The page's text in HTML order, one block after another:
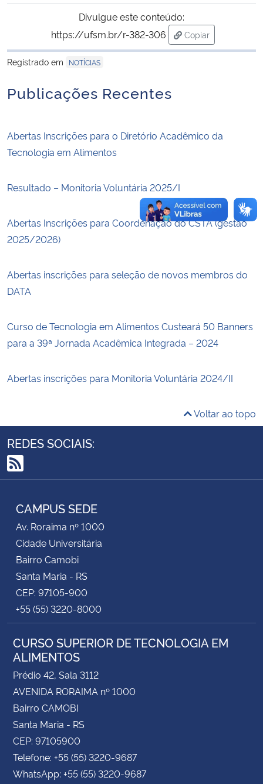
Secretaria de Governo
Banco Central do Brasil
Divulgue este conteúdo:
https://ufsm.br/r-382-306
Copiar
para área de
Registrado em
NOTÍCIAS
Publicações Recentes
Abertas Inscrições para o Diretório Acadêmico da
Tecnologia em Alimentos
Resultado – Monitoria Voluntária 2025/I
Abertas Inscrições para Coordenação do CSTA (gestão
2025/2026)
Abertas inscrições para seleção de novos membros do
DATA
Curso de Tecnologia em Alimentos Custeará 50 Banners
para a 39ª Jornada Acadêmica Integrada – 2024
Abertas inscrições para Monitoria Voluntária 2024/II
Voltar ao topo
REDES SOCIAIS:
RSS
CAMPUS SEDE
Av. Roraima nº 1000
Cidade Universitária
Bairro Camobi
Santa Maria - RS
CEP: 97105-900
+55 (55) 3220-8000
CURSO SUPERIOR DE TECNOLOGIA EM
ALIMENTOS
Prédio 42, Sala 3112
AVENIDA RORAIMA nº 1000
Bairro CAMOBI
Santa Maria - RS
CEP: 97105900
Telefone: +55 (55) 3220-9687
WhatsApp: +55 (55) 3220-9687